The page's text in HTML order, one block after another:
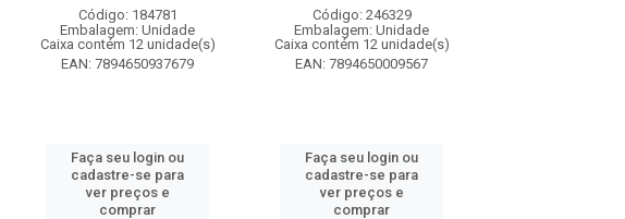
Código: 184781
Embalagem: Unidade
Caixa contém 12 unidade(s)
EAN: 7894650937679
Faça seu login ou
cadastre-se para
ver preços e
comprar
Código: 246329
Embalagem: Unidade
Caixa contém 12 unidade(s)
EAN: 7894650009567
Faça seu login ou
cadastre-se para
ver preços e
comprar